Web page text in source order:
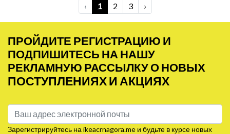
‹ 1 2 3 ›
ПРОЙДИТЕ РЕГИСТРАЦИЮ И
ПОДПИШИТЕСЬ НА НАШУ
РЕКЛАМНУЮ РАССЫЛКУ О НОВЫХ
ПОСТУПЛЕНИЯХ И АКЦИЯХ
Зарегистрируйтесь на ikeacrnagora.me и будьте в курсе новых